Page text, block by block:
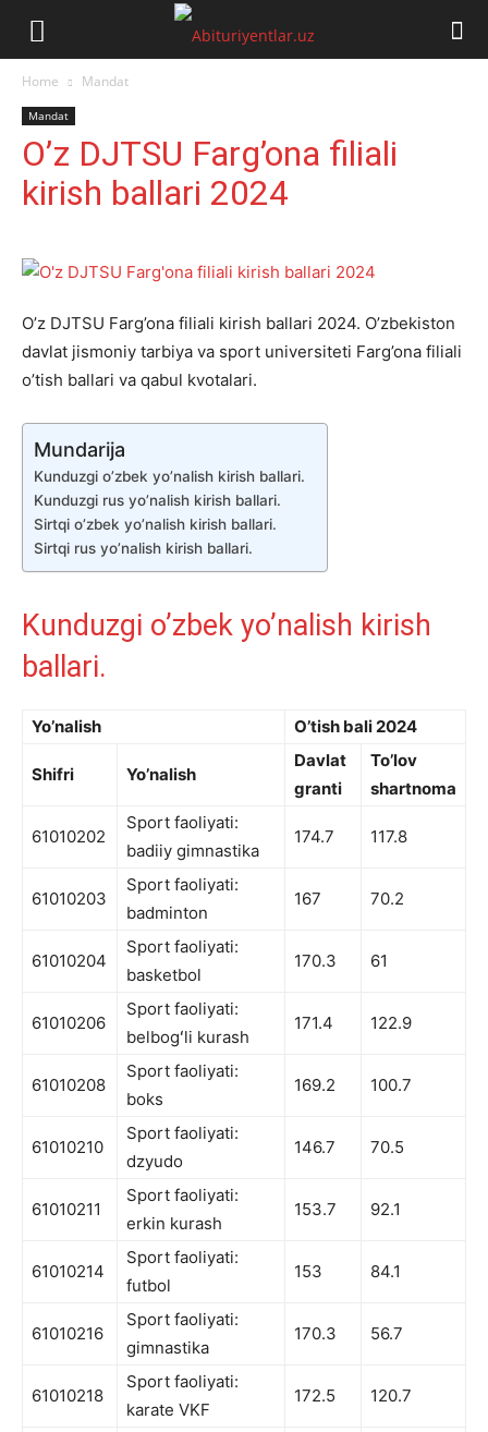
Home Mandat
Mandat
O’z DJTSU Farg’ona filiali
kirish ballari 2024
O’z DJTSU Farg’ona filiali kirish ballari 2024. O’zbekiston
davlat jismoniy tarbiya va sport universiteti Farg’ona filiali
o’tish ballari va qabul kvotalari.
Mundarija
Kunduzgi o’zbek yo’nalish kirish ballari.
Kunduzgi rus yo’nalish kirish ballari.
Sirtqi o’zbek yo’nalish kirish ballari.
Sirtqi rus yo’nalish kirish ballari.
Kunduzgi o’zbek yo’nalish kirish
ballari.
Yo’nalish O’tish bali 2024
Shifri Yo’nalish
Davlat
granti
To’lov
shartnoma
61010202
Sport faoliyati:
badiiy gimnastika
174.7 117.8
61010203
Sport faoliyati:
badminton
167 70.2
61010204
Sport faoliyati:
basketbol
170.3 61
61010206
Sport faoliyati:
belbogʻli kurash
171.4 122.9
61010208
Sport faoliyati:
boks
169.2 100.7
61010210
Sport faoliyati:
dzyudo
146.7 70.5
61010211
Sport faoliyati:
erkin kurash
153.7 92.1
61010214
Sport faoliyati:
futbol
153 84.1
61010216
Sport faoliyati:
gimnastika
170.3 56.7
61010218
Sport faoliyati:
karate VKF
172.5 120.7